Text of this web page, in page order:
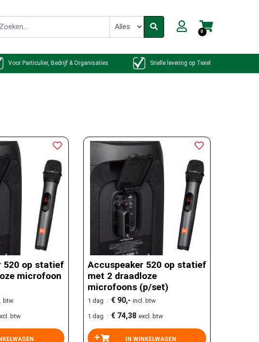
0
Voor Particulier, Bedrijf & Organisaties Snelle levering op Texel
520 op statief
microfoon
btw
btw
Accuspeaker 520 op statief
met 2 draadloze
microfoons (p/set)
1 dag | € 90,- incl. btw
1 dag | € 74,38 excl. btw